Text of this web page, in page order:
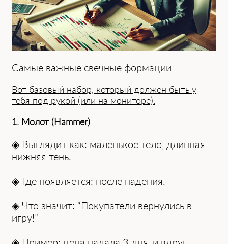
Самые важные свечные формации
Вот базовый набор, который должен быть у
тебя под рукой (или на мониторе):
1. Молот (Hammer)
◈ Выглядит как: маленькое тело, длинная
нижняя тень.
◈ Где появляется: после падения.
◈ Что значит: “Покупатели вернулись в
игру!”